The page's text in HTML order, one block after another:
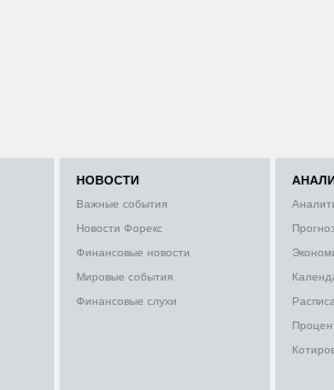
НОВОСТИ
Важные события
Новости Форекс
Финансовые новости
Мировые события
Финансовые слухи